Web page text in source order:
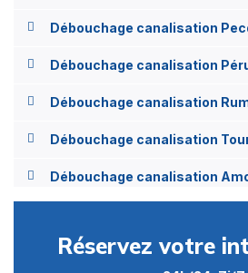
Débouchage canalisation
Débouchage canalisation
Débouchage canalisation
Débouchage canalisation
Débouchage canalisation
Débouchage canalisation
Réservez votre